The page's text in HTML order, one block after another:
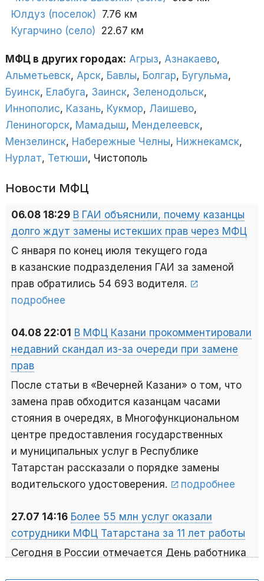
Юлдуз (поселок) 7.76 км
Кугарчино (село) 22.67 км
МФЦ в других городах: Агрыз, Азнакаево,
Альметьевск, Арск, Бавлы, Болгар, Бугульма,
Буинск, Елабуга, Заинск, Зеленодольск,
Иннополис, Казань, Кукмор, Лаишево,
Лениногорск, Мамадыш, Менделеевск,
Мензелинск, Набережные Челны, Нижнекамск,
Нурлат, Тетюши, Чистополь
Новости МФЦ
06.08 18:29 В ГАИ объяснили, почему казанцы
долго ждут замены истекших прав через МФЦ
С января по конец июля текущего года
в казанские подразделения ГАИ за заменой
прав обратились 54 693 водителя.
подробнее
04.08 22:01 В МФЦ Казани прокомментировали
недавний скандал из-за очереди при замене
прав
После статьи в «Вечерней Казани» о том, что
замена прав обходится казанцам часами
стояния в очередях, в Многофункциональном
центре предоставления государственных
и муниципальных услуг в Республике
Татарстан рассказали о порядке замены
водительского удостоверения.
подробнее
27.07 14:16 Более 55 млн услуг оказали
сотрудники МФЦ Татарстана за 11 лет работы
Сегодня в России отмечается День работника